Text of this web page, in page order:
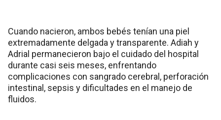
Cuando nacieron, ambos bebés tenían una piel
extremadamente delgada y transparente. Adiah y
Adrial permanecieron bajo el cuidado del hospital
durante casi seis meses, enfrentando
complicaciones con sangrado cerebral, perforación
intestinal, sepsis y dificultades en el manejo de
fluidos.